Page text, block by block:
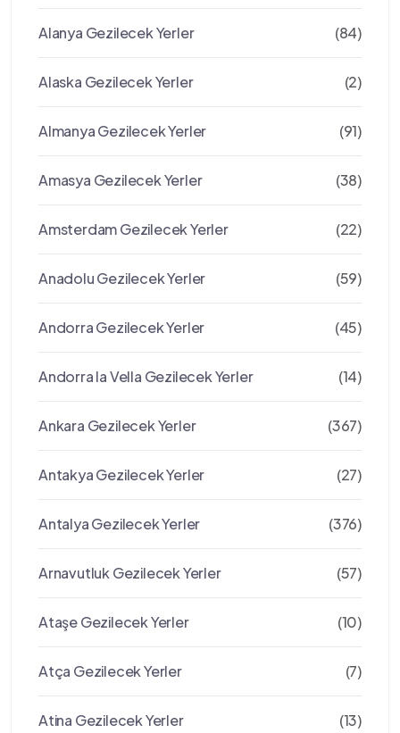
Alanya Gezilecek Yerler (84)
Alaska Gezilecek Yerler (2)
Almanya Gezilecek Yerler (91)
Amasya Gezilecek Yerler (38)
Amsterdam Gezilecek Yerler (22)
Anadolu Gezilecek Yerler (59)
Andorra Gezilecek Yerler (45)
Andorra la Vella Gezilecek Yerler (14)
Ankara Gezilecek Yerler (367)
Antakya Gezilecek Yerler (27)
Antalya Gezilecek Yerler (376)
Arnavutluk Gezilecek Yerler (57)
Ataşe Gezilecek Yerler (10)
Atça Gezilecek Yerler (7)
Atina Gezilecek Yerler (13)